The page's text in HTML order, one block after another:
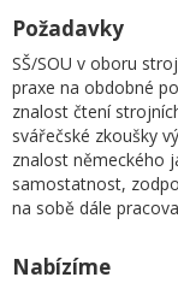
Požadavky
SŠ/SOU v oboru
praxe na obdobné
znalost čtení
svářečské zkoušky
znalost německého
samostatnost,
na sobě dále
Nabízíme